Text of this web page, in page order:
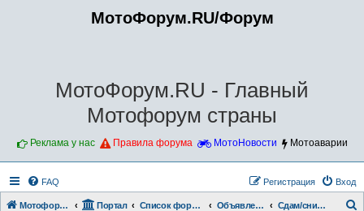
МотоФорум.RU/Форум
МотоФорум.RU - Главный
Мотофорум страны
Реклама у нас Правила форума МотоНовости Мотоаварии
FAQ Вход
Регистрация
Мотофорум.RU Портал Список форумов Объявления. Сдам/сниму гараж